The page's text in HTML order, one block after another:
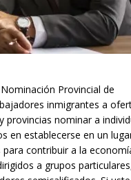
Provincial de
inmigrantes a
provincias nominar a
en establecerse en un
contribuir a la
a grupos